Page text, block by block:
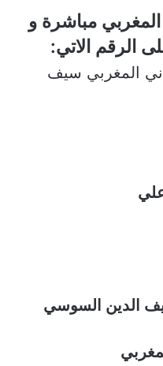
المغربي مباشرة و
الرقم الاتي:
المغربي سيف
علي
الدين السوسي